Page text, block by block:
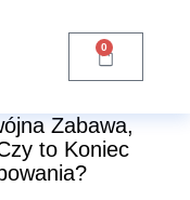
0
Zabawa,
to Koniec